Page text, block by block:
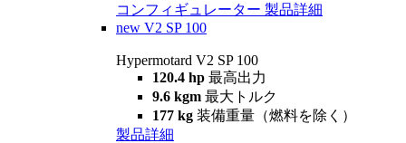
コンフィギュレーター 製品詳細
new V2 SP 100
Hypermotard V2 SP 100
120.4 hp 最高出力
9.6 kgm 最大トルク
177 kg 装備重量（燃料を除く）
製品詳細